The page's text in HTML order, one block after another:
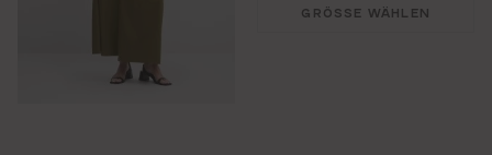
GRÖSSE WÄHLEN